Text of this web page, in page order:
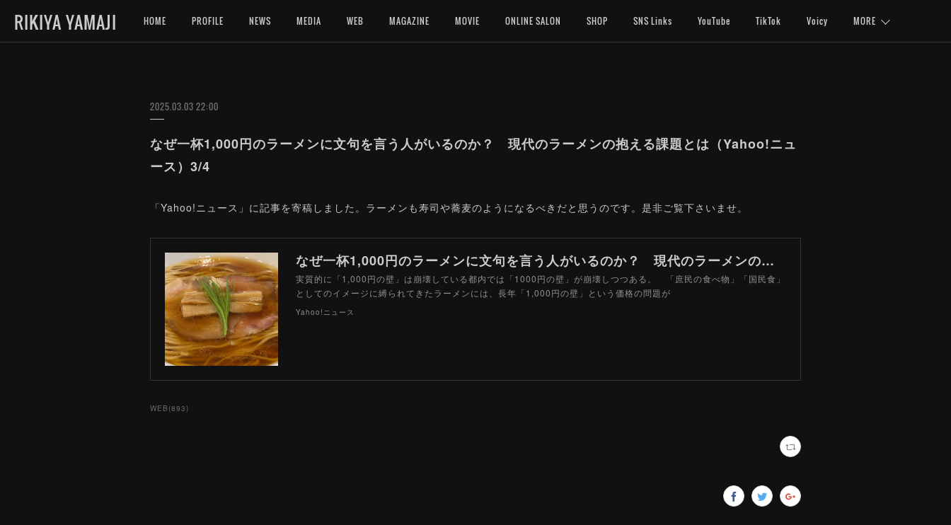
RIKIYA YAMAJI HOME PROFILE NEWS MEDIA WEB MAGAZINE MOVIE ONLINE SALON SHOP SNS Links YouTube TikTok Voicy MORE
2025.03.03 22:00
なぜ一杯1,000円のラーメンに文句を言う人がいるのか？ 現代のラーメンの抱える課題とは（Yahoo!ニュ
ース）3/4
「Yahoo!ニュース」に記事を寄稿しました。ラーメンも寿司や蕎麦のようになるべきだと思うのです。是非ご覧下さいませ。
なぜ一杯1,000円のラーメンに文句を言う人がいるのか？ 現代のラーメンの抱える課題とは（山路力也） - エキスパート - Yahoo!ニュース
実質的に「1,000円の壁」は崩壊している都内では「1000円の壁」が崩壊しつつある。 「庶民の食べ物」「国民食」
としてのイメージに縛られてきたラーメンには、長年「1,000円の壁」という価格の問題が
Yahoo!ニュース
WEB (893)